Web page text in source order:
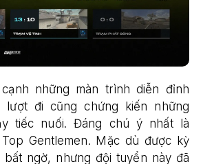
những màn trình diễn đỉnh
lượt đi cũng chứng kiến những
tiếc nuối. Đáng chú ý nhất là
Gentlemen. Mặc dù được kỳ
ngờ, nhưng đội tuyển này đã